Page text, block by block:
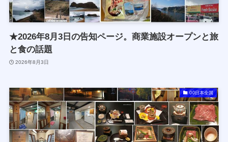
★2026年8月3日の告知ページ。商業施設オープンと旅
と食の話題
2026年8月3日
00日本全国